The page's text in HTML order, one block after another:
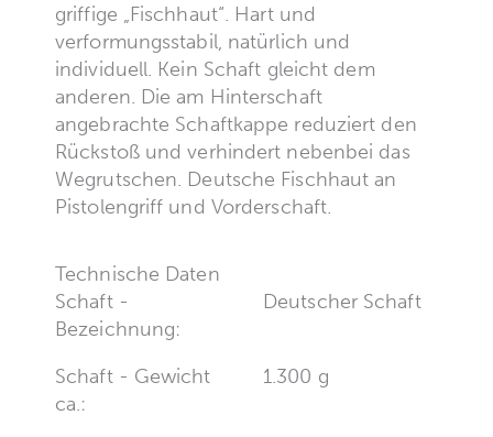
griffige „Fischhaut“. Hart und
verformungsstabil, natürlich und
individuell. Kein Schaft gleicht dem
anderen. Die am Hinterschaft
angebrachte Schaftkappe reduziert den
Rückstoß und verhindert nebenbei das
Wegrutschen. Deutsche Fischhaut an
Pistolengriff und Vorderschaft.
Technische Daten
Schaft -
Bezeichnung:
Deutscher Schaft
Schaft - Gewicht
ca.:
1.300 g